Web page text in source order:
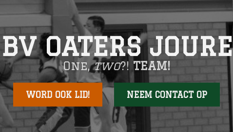
BV OATERS JOURE
One,two?! TEAM!
WORD OOK LID! NEEM CONTACT OP